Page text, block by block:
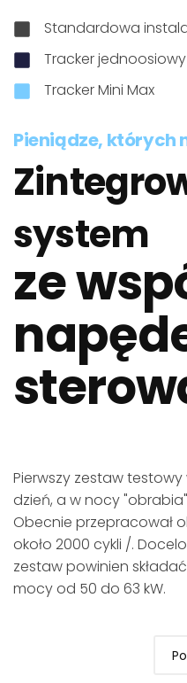
Standardowa
Tracker jednoosiowy
Tracker Mini Max
Pieniądze, których
system
ze
Pierwszy zestaw
dzień, a w nocy
Obecnie przepracował
około 2000 cykli /.
zestaw powinien
mocy od 50 do 63 kW.